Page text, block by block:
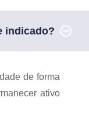
indicado?
de forma
ativo